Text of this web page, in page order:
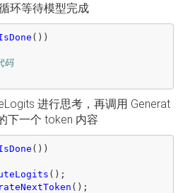
环等待模型完成
())
码
进行思考，再调用 Generat
下一个 token 内容
())
();
();